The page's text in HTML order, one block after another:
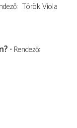
Török Viola
Rendező